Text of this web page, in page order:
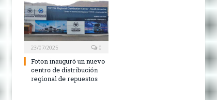
23/07/2025 0
Foton inauguró un nuevo
centro de distribución
regional de repuestos